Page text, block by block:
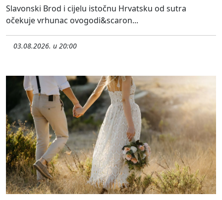
Slavonski Brod i cijelu istočnu Hrvatsku od sutra
očekuje vrhunac ovogodi&scaron...
03.08.2026. u 20:00